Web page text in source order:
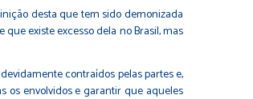
desta que tem sido demonizada
existe excesso dela no Brasil, mas
contraídos pelas partes e,
os envolvidos e garantir que aqueles